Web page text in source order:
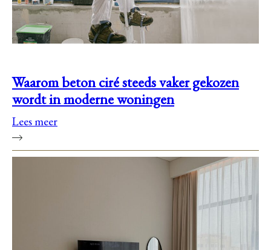
Waarom beton ciré steeds vaker gekozen
wordt in moderne woningen
Lees meer